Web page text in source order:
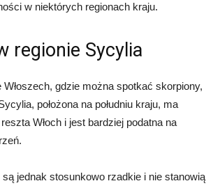
w niektórych regionach kraju.
regionie Sycylia
gdzie można spotkać skorpiony,
położona na południu kraju, ma
Włoch i jest bardziej podatna na
jednak stosunkowo rzadkie i nie stanowią